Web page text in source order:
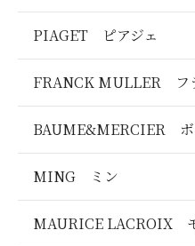
PIAGET ピアジェ
FRANCK MULLER フ
BAUME&MERCIER ボ
MING ミン
MAURICE LACROIX